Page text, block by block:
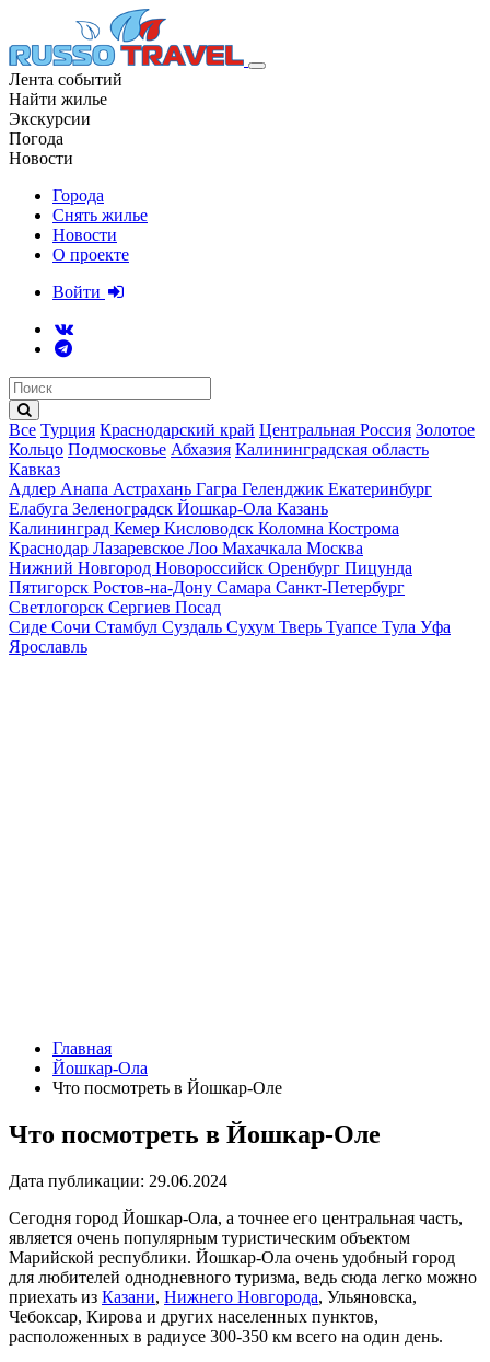
Лента событий
Найти жилье
Экскурсии
Погода
Новости
Города
Снять жилье
Новости
О проекте
Войти
Все Турция Краснодарский край Центральная Россия Золотое
Кольцо Подмосковье Абхазия Калининградская область
Кавказ
Адлер Анапа Астрахань Гагра Геленджик Екатеринбург
Елабуга Зеленоградск Йошкар-Ола Казань
Калининград Кемер Кисловодск Коломна Кострома
Краснодар Лазаревское Лоо Махачкала Москва
Нижний Новгород Новороссийск Оренбург Пицунда
Пятигорск Ростов-на-Дону Самара Санкт-Петербург
Светлогорск Сергиев Посад
Сиде Сочи Стамбул Суздаль Сухум Тверь Туапсе Тула Уфа
Ярославль
Главная
Йошкар-Ола
Что посмотреть в Йошкар-Оле
Что посмотреть в Йошкар-Оле
Дата публикации: 29.06.2024
Сегодня город Йошкар-Ола, а точнее его центральная часть,
является очень популярным туристическим объектом
Марийской республики. Йошкар-Ола очень удобный город
для любителей однодневного туризма, ведь сюда легко можно
приехать из Казани, Нижнего Новгорода, Ульяновска,
Чебоксар, Кирова и других населенных пунктов,
расположенных в радиусе 300-350 км всего на один день.